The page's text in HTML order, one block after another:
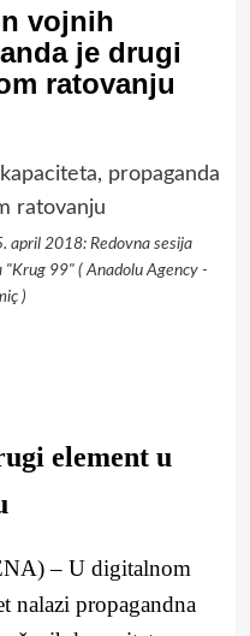
vojnih
je drugi
ratovanju
april 2018: Redovna sesija
99" ( Anadolu Agency -
)
element u
– U digitalnom
nalazi propagandna